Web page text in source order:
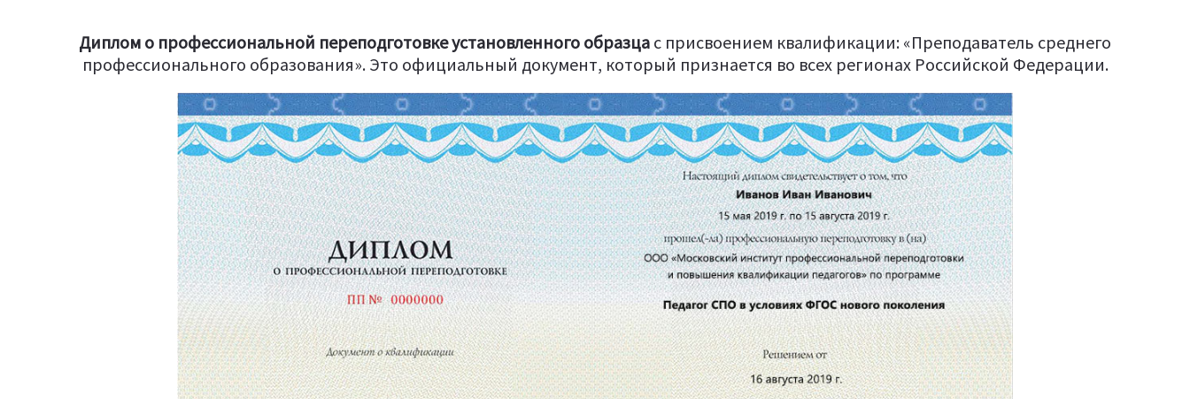
Диплом о профессиональной переподготовке установленного образца c присвоением квалификации: «Преподаватель среднего
профессионального образования». Это официальный документ, который признается во всех регионах Российской Федерации.